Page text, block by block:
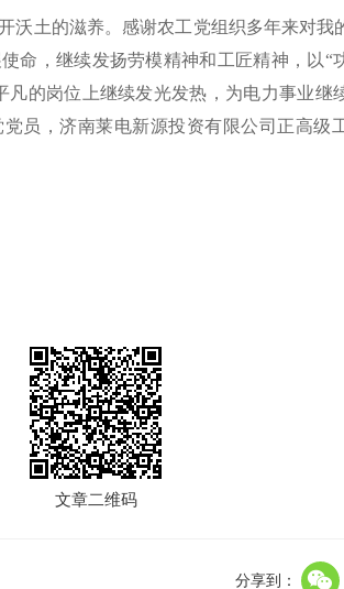
沃土的滋养。感谢农工党组织多年来对我
命，继续发扬劳模精神和工匠精神，以“
凡的岗位上继续发光发热，为电力事业继
党员，济南莱电新源投资有限公司正高级
文章二维码
分享到：